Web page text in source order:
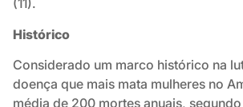
(11).
Histórico
Considerado um marco histórico na
doença que mais mata mulheres no
média de 200 mortes anuais,